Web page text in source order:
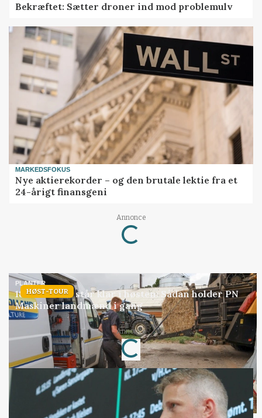
Bekræftet: Sætter droner ind mod problemulv
MARKEDSFOKUS
Nye aktierekorder – og den brutale lektie fra et
24-årigt finansgeni
Annonce
Loading...
HØST-TOUR
PLANTER
18 montører står klar i høsten: Sådan holder PN
Maskiner landmænd i gang
Annonce
Loading...